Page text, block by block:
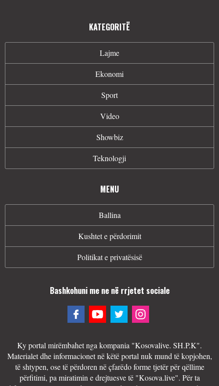
KATEGORITË
Lajme
Ekonomi
Sport
Video
Showbiz
Teknologji
MENU
Ballina
Kushtet e përdorimit
Politikat e privatësisë
Bashkohuni me ne në rrjetet sociale
Ky portal mirëmbahet nga kompania "Kosovalive. SH.P.K".
Materialet dhe informacionet në këtë portal nuk mund të kopjohen,
të shtypen, ose të përdoren në çfarëdo forme tjetër për qëllime
përfitimi, pa miratimin e drejtuesve të "Kosova.live". Për ta